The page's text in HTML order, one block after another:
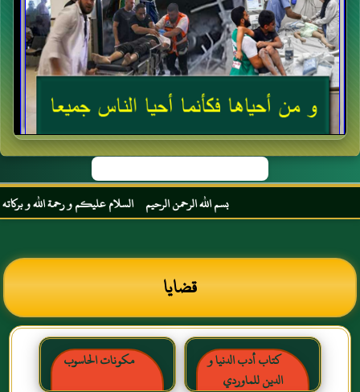
بسم الله الرحمن الرحيم السلام عليكم و رحمة الله و بركاته
قضايا
كتاب أدب الدنيا و
الدين للماوردي
مكونات الحاسوب